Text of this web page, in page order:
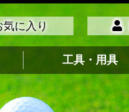
気に入り
工具・用具